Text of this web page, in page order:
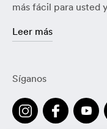
más fácil para usted
Leer más
Síganos